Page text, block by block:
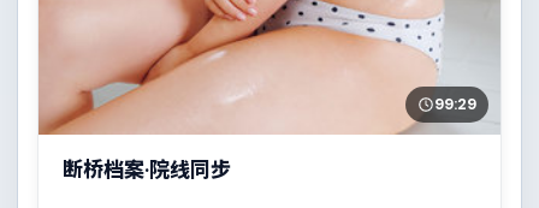
99:29
断桥档案·院线同步